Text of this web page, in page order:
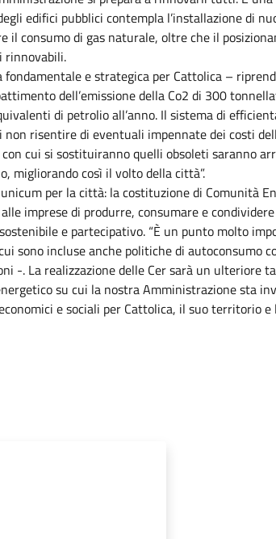
edifici pubblici contempla l’installazione di
il consumo di gas naturale, oltre che il
fondamentale e strategica per Cattolica –
dell’emissione della Co2 di 300
di petrolio all’anno. Il sistema di
risentire di eventuali impennate dei costi
cui si sostituiranno quelli obsoleti saranno
migliorando così il volto della città”.
per la città: la costituzione di Comunità
imprese di produrre, consumare e
e partecipativo. “È un punto molto
sono incluse anche politiche di autoconsumo
-. La realizzazione delle Cer sarà un ulteriore
su cui la nostra Amministrazione sta
e sociali per Cattolica, il suo territorio e